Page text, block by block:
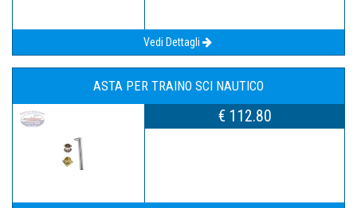
Vedi Dettagli
ASTA PER TRAINO SCI NAUTICO
€ 112.80